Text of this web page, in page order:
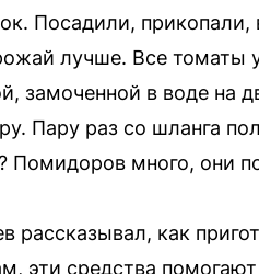
Посадили,
лучше. Все томаты
замоченной в воде на
Пару раз со шланга
Помидоров много, они
рассказывал, как
эти средства